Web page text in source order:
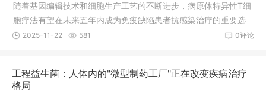
随着基因编辑技术和细胞生产工艺的不断进步，病原体特异性T细
胞疗法有望在未来五年内成为免疫缺陷患者抗感染治疗的重要选
择。从单一病原体到多病原体，从治疗到预防，从自体细胞到通
测，到2030年，该领域市场规模有望突破150亿美元，成为细胞
治疗产业的重要增长点。
0评论
2025-11-22 581
工程益生菌：人体内的"微型制药工厂"正在改变疾病治疗
格局